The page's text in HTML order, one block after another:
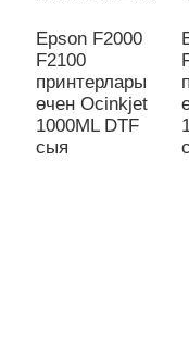
Epson F2000
F2100
принтерлары
өчен Ocinkjet
1000ML DTF
сыя